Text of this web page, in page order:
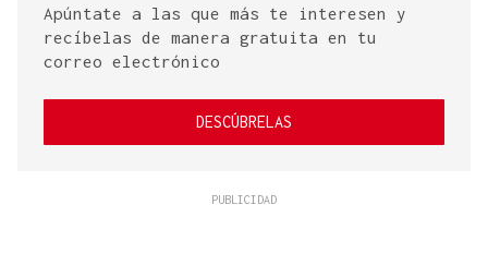
Apúntate a las que más te interesen y
recíbelas de manera gratuita en tu
correo electrónico
DESCÚBRELAS